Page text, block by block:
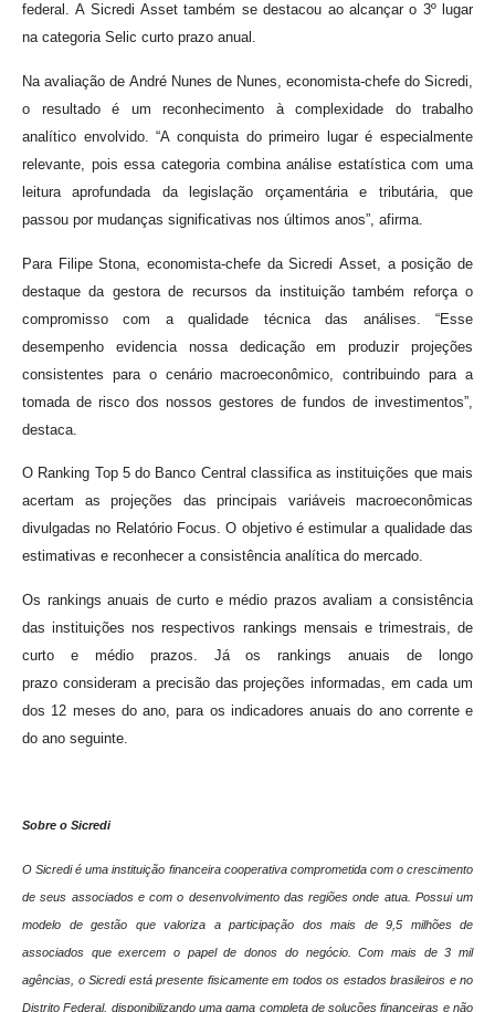
federal. A Sicredi Asset também se destacou ao alcançar o 3º lugar
na categoria Selic curto prazo anual.
Na avaliação de André Nunes de Nunes, economista-chefe do Sicredi,
o resultado é um reconhecimento à complexidade do trabalho
analítico envolvido. “A conquista do primeiro lugar é especialmente
relevante, pois essa categoria combina análise estatística com uma
leitura aprofundada da legislação orçamentária e tributária, que
passou por mudanças significativas nos últimos anos”, afirma.
Para Filipe Stona, economista-chefe da Sicredi Asset, a posição de
destaque da gestora de recursos da instituição também reforça o
compromisso com a qualidade técnica das análises. “Esse
desempenho evidencia nossa dedicação em produzir projeções
consistentes para o cenário macroeconômico, contribuindo para a
tomada de risco dos nossos gestores de fundos de investimentos”,
destaca.
O Ranking Top 5 do Banco Central classifica as instituições que mais
acertam as projeções das principais variáveis macroeconômicas
divulgadas no Relatório Focus. O objetivo é estimular a qualidade das
estimativas e reconhecer a consistência analítica do mercado.
Os rankings anuais de curto e médio prazos avaliam a consistência
das instituições nos respectivos rankings mensais e trimestrais, de
curto e médio prazos. Já os rankings anuais de longo
prazo consideram a precisão das projeções informadas, em cada um
dos 12 meses do ano, para os indicadores anuais do ano corrente e
do ano seguinte.
Sobre o Sicredi
O Sicredi é uma instituição financeira cooperativa comprometida com o crescimento
de seus associados e com o desenvolvimento das regiões onde atua. Possui um
modelo de gestão que valoriza a participação dos mais de 9,5 milhões de
associados que exercem o papel de donos do negócio. Com mais de 3 mil
agências, o Sicredi está presente fisicamente em todos os estados brasileiros e no
Distrito Federal, disponibilizando uma gama completa de soluções financeiras e não